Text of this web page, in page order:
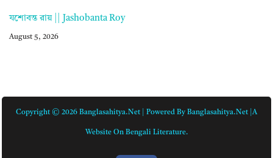
যশোবন্ত রায় || Jashobanta Roy
August 5, 2026
Copyright © 2026 Banglasahitya.net | Powered By Banglasahitya.net |A
Website On Bengali Literature.